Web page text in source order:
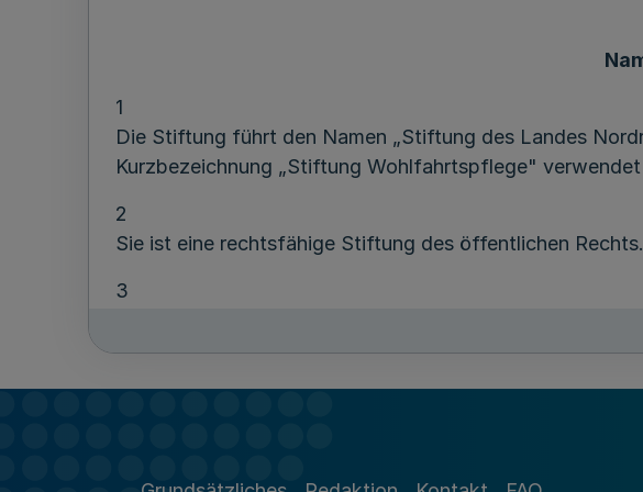
1
Die Stiftung führt den Namen „Stiftung des Landes
Kurzbezeichnung „Stiftung Wohlfahrtspflege"
2
Sie ist eine rechtsfähige Stiftung des öffentlichen Rechts.
3